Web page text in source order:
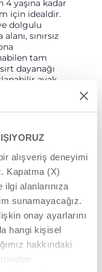
alışveriş deneyimi
Kapatma (X)
alanlarınıza
sunamayacağız.
onay ayarlarını
hangi kişisel
hakkındaki
4 yaşına kadar
için idealdir.
dolgulu
sınırsız
tam
dayanağı
ayak
konforlu bir
farklı
sunulur: